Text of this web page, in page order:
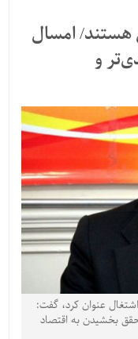
هستند/ امسال
و
اشتغال عنوان کرد، گفت:
بخشیدن به اقتصاد